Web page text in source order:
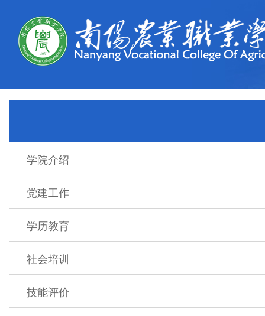
学院介绍
党建工作
学历教育
社会培训
技能评价